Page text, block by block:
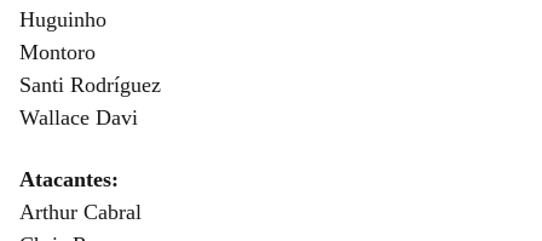
Huguinho
Montoro
Santi Rodríguez
Wallace Davi
Atacantes:
Arthur Cabral